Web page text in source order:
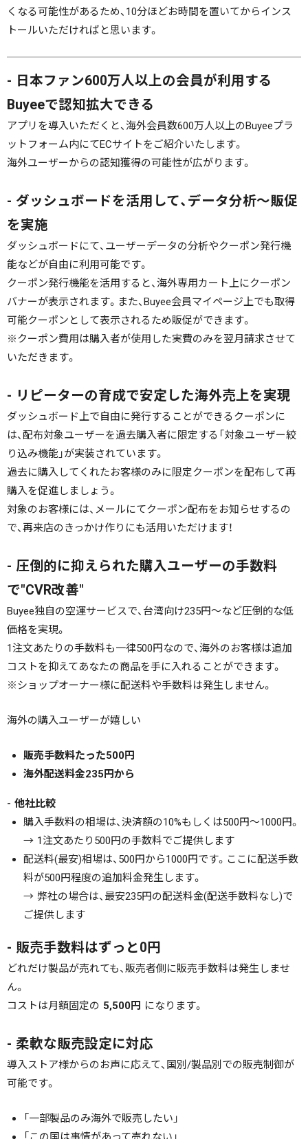
くなる可能性があるため、10分ほどお時間を置いてからインス
トールいただければと思います。
- 日本ファン600万人以上の会員が利用する
Buyeeで認知拡大できる
アプリを導入いただくと、海外会員数600万人以上のBuyeeプラ
ットフォーム内にてECサイトをご紹介いたします。
海外ユーザーからの認知獲得の可能性が広がります。
- ダッシュボードを活用して、データ分析～販促
を実施
ダッシュボードにて、ユーザーデータの分析やクーポン発行機
能などが自由に利用可能です。
クーポン発行機能を活用すると、海外専用カート上にクーポン
バナーが表示されます。また、Buyee会員マイページ上でも取得
可能クーポンとして表示されるため販促ができます。
※クーポン費用は購入者が使用した実費のみを翌月請求させて
いただきます。
- リピーターの育成で安定した海外売上を実現
ダッシュボード上で自由に発行することができるクーポンに
は、配布対象ユーザーを過去購入者に限定する「対象ユーザー絞
り込み機能」が実装されています。
過去に購入してくれたお客様のみに限定クーポンを配布して再
購入を促進しましょう。
対象のお客様には、メールにてクーポン配布をお知らせするの
で、再来店のきっかけ作りにも活用いただけます！
- 圧倒的に抑えられた購入ユーザーの手数料
で"CVR改善"
Buyee独自の空運サービスで、台湾向け235円～など圧倒的な低
価格を実現。
1注文あたりの手数料も一律500円なので、海外のお客様は追加
コストを抑えてあなたの商品を手に入れることができます。
※ショップオーナー様に配送料や手数料は発生しません。
海外の購入ユーザーが嬉しい
販売手数料たった500円
海外配送料金235円から
- 他社比較
購入手数料の相場は、決済額の10%もしくは500円～1000円。
→ 1注文あたり500円の手数料でご提供します
配送料(最安)相場は、500円から1000円です。ここに配送手数
料が500円程度の追加料金発生します。
→ 弊社の場合は、最安235円の配送料金(配送手数料なし)で
ご提供します
- 販売手数料はずっと0円
どれだけ製品が売れても、販売者側に販売手数料は発生しませ
ん。
コストは月額固定の 5,500円 になります。
- 柔軟な販売設定に対応
導入ストア様からのお声に応えて、国別/製品別での販売制御が
可能です。
「一部製品のみ海外で販売したい」